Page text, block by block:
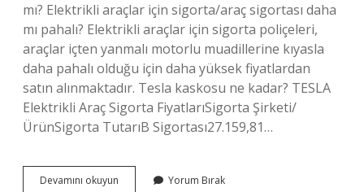
mı? Elektrikli araçlar için sigorta/araç sigortası daha
mı pahalı? Elektrikli araçlar için sigorta poliçeleri,
araçlar içten yanmalı motorlu muadillerine kıyasla
daha pahalı olduğu için daha yüksek fiyatlardan
satın alınmaktadır. Tesla kaskosu ne kadar? TESLA
Elektrikli Araç Sigorta FiyatlarıSigorta Şirketi/
ÜrünSigorta TutarıB Sigortası27.159,81…
Devamını okuyun Yorum Bırak